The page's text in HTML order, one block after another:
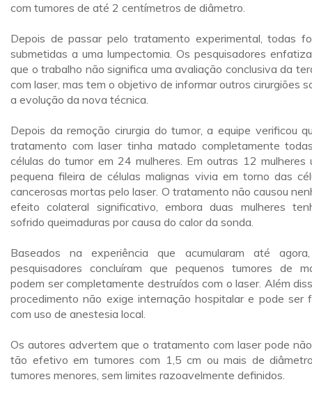
com tumores de até 2 centímetros de diâmetro.
Depois de passar pelo tratamento experimental, todas
submetidas a uma lumpectomia. Os pesquisadores
que o trabalho não significa uma avaliação conclusiva da
com laser, mas tem o objetivo de informar outros cirurgiões
a evolução da nova técnica.
Depois da remoção cirurgia do tumor, a equipe verificou
tratamento com laser tinha matado completamente
células do tumor em 24 mulheres. Em outras 12 mulheres
pequena fileira de células malignas vivia em torno das
cancerosas mortas pelo laser. O tratamento não causou
efeito colateral significativo, embora duas mulheres
sofrido queimaduras por causa do calor da sonda.
Baseados na experiência que acumularam até
pesquisadores concluíram que pequenos tumores de
podem ser completamente destruídos com o laser. Além
procedimento não exige internação hospitalar e pode ser
com uso de anestesia local.
Os autores advertem que o tratamento com laser pode
tão efetivo em tumores com 1,5 cm ou mais de
tumores menores, sem limites razoavelmente definidos.